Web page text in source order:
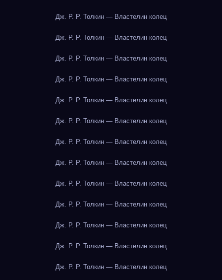
Дж. Р. Р. Толкин — Властелин колец
Дж. Р. Р. Толкин — Властелин колец
Дж. Р. Р. Толкин — Властелин колец
Дж. Р. Р. Толкин — Властелин колец
Дж. Р. Р. Толкин — Властелин колец
Дж. Р. Р. Толкин — Властелин колец
Дж. Р. Р. Толкин — Властелин колец
Дж. Р. Р. Толкин — Властелин колец
Дж. Р. Р. Толкин — Властелин колец
Дж. Р. Р. Толкин — Властелин колец
Дж. Р. Р. Толкин — Властелин колец
Дж. Р. Р. Толкин — Властелин колец
Дж. Р. Р. Толкин — Властелин колец